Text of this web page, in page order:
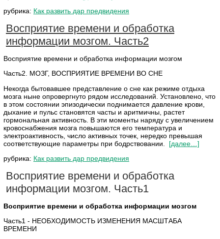
рубрика: Как развить дар предвидения
Восприятие времени и обработка
информации мозгом. Часть2
Восприятие времени и обработка информации мозгом
Часть2. МОЗГ, ВОСПРИЯТИЕ ВРЕМЕНИ ВО СНЕ
Некогда бытовавшее представление о сне как режиме отдыха
мозга ныне опровергнуто рядом исследований. Установлено, что
в этом состоянии эпизодически поднимается давление крови,
дыхание и пульс становятся часты и аритмичны, растет
гормональная активность. В эти моменты наряду с увеличением
кровоснабжения мозга повышаются его температура и
электроактивность, число активных точек, нередко превышая
соответствующие параметры при бодрствовании. [далее…]
рубрика: Как развить дар предвидения
Восприятие времени и обработка
информации мозгом. Часть1
Восприятие времени и обработка информации мозгом
Часть1 - НЕОБХОДИМОСТЬ ИЗМЕНЕНИЯ МАСШТАБА
ВРЕМЕНИ